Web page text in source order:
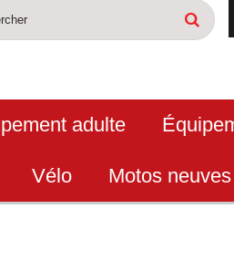
adulte
Vélo Motos neuves